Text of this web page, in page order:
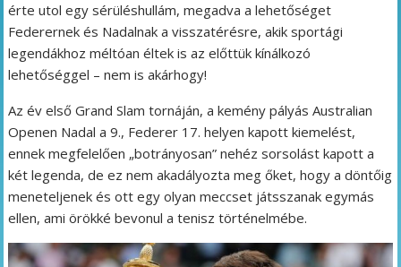
érte utol egy sérüléshullám, megadva a lehetőséget
Federernek és Nadalnak a visszatérésre, akik sportági
legendákhoz méltóan éltek is az előttük kínálkozó
lehetőséggel – nem is akárhogy!
Az év első Grand Slam tornáján, a kemény pályás Australian
Openen Nadal a 9., Federer 17. helyen kapott kiemelést,
ennek megfelelően „botrányosan” nehéz sorsolást kapott a
két legenda, de ez nem akadályozta meg őket, hogy a döntőig
meneteljenek és ott egy olyan meccset játsszanak egymás
ellen, ami örökké bevonul a tenisz történelmébe.